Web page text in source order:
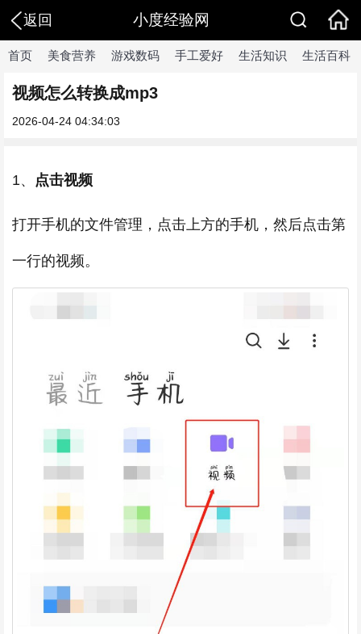
返回 小度经验网
首页 美食营养 游戏数码 手工爱好 生活知识 生活百科
视频怎么转换成mp3
2026-04-24 04:34:03
1、 点击视频
打开手机的文件管理，点击上方的手机，然后点击第
一行的视频。